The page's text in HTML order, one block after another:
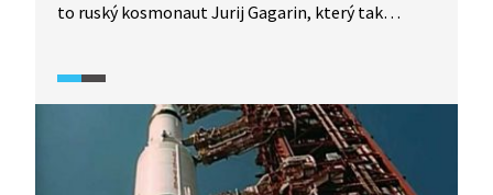
to ruský kosmonaut Jurij Gagarin, který tak
podívalo již 470 dalších. Jaké potíže doprovázely
start i přistání Gagarinova průkopnického počinu?
A co Sověti světu zatajili? Podívejte se.